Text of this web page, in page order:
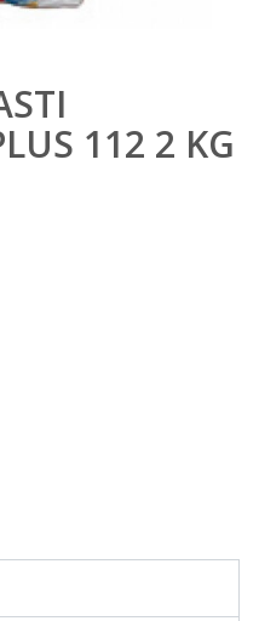
112 2 KG